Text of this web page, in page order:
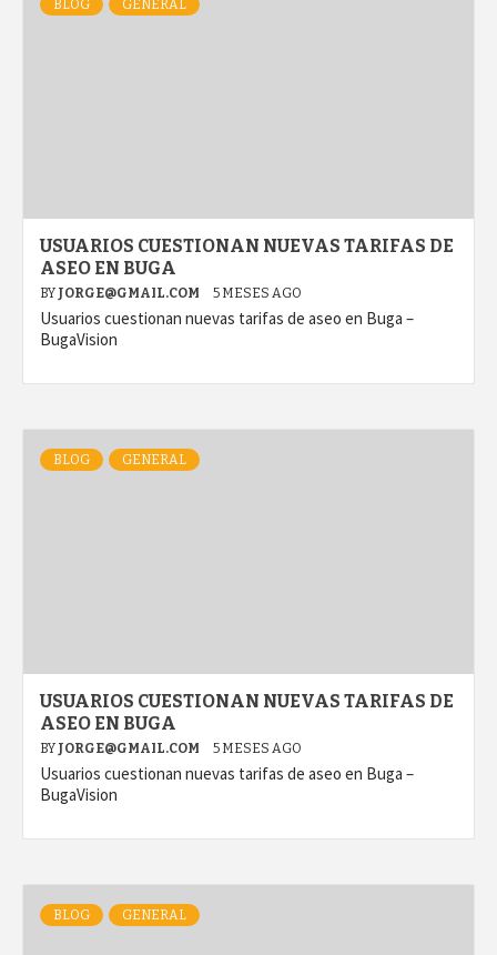
BLOG GENERAL
USUARIOS CUESTIONAN NUEVAS TARIFAS DE
ASEO EN BUGA
BY JORGE@GMAIL.COM 5 MESES AGO
Usuarios cuestionan nuevas tarifas de aseo en Buga –
BugaVision
BLOG GENERAL
USUARIOS CUESTIONAN NUEVAS TARIFAS DE
ASEO EN BUGA
BY JORGE@GMAIL.COM 5 MESES AGO
Usuarios cuestionan nuevas tarifas de aseo en Buga –
BugaVision
BLOG GENERAL